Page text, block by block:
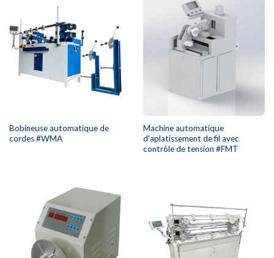
Bobineuse automatique de
cordes #WMA
Machine automatique
d'aplatissement de fil avec
contrôle de tension #FMT